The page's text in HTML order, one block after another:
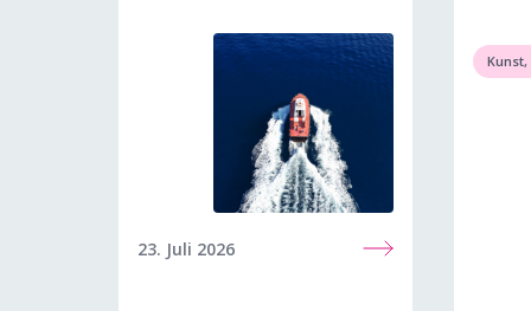
23. Juli 2026